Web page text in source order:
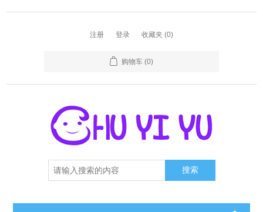
注册 登录 收藏夹 (0)
购物车 (0)
搜索